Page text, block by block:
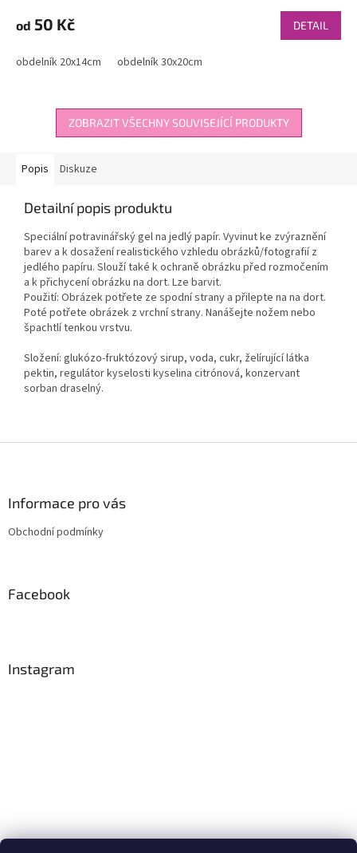
od 50 Kč DETAIL
obdelník 20x14cm obdelník 30x20cm
ZOBRAZIT VŠECHNY SOUVISEJÍCÍ PRODUKTY
Popis Diskuze
Detailní popis produktu
Speciální potravinářský gel na jedlý papír. Vyvinut ke zvýraznění
barev a k dosažení realistického vzhledu obrázků/fotografií z
jedlého papíru. Slouží také k ochraně obrázku před rozmočením
a k přichycení obrázku na dort. Lze barvit.
Použití: Obrázek potřete ze spodní strany a přilepte na na dort.
Poté potřete obrázek z vrchní strany. Nanášejte nožem nebo
špachtlí tenkou vrstvu.
Složení: glukózo-fruktózový sirup, voda, cukr, želírující látka
pektin, regulátor kyselosti kyselina citrónová, konzervant
sorban draselný.
Informace pro vás
Obchodní podmínky
Facebook
Instagram